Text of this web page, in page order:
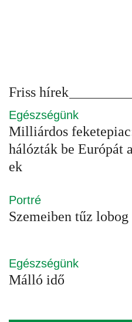
Friss hírek
Egészségünk
Milliárdos
hálózták be Európát
ek
Portré
Szemeiben tűz lobog
Egészségünk
Málló idő